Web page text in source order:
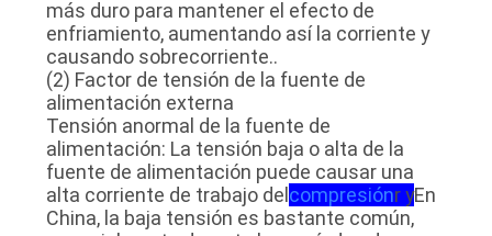
POLÍTICA
PRIVACIDAD
más duro para mantener el efecto de
enfriamiento, aumentando así la corriente y
causando sobrecorriente..
(2) Factor de tensión de la fuente de
alimentación externa
Tensión anormal de la fuente de
alimentación: La tensión baja o alta de la
fuente de alimentación puede causar una
alta corriente de trabajo delcompresiónr yEn
China, la baja tensión es bastante común,